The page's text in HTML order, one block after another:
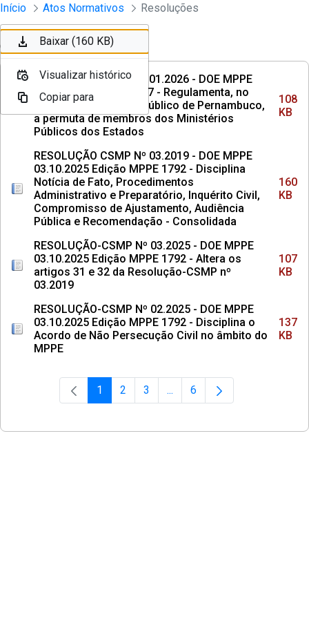
Pular para o Conteúdo principal
Instrumento jurídico - Documentos
Início Atos Normativos Resoluções
Ordenar Filtro
RESOLUÇÃO CSMP Nº 01.2026 - DOE MPPE
29.04.2026 Edicao 1917 - Regulamenta, no
âmbito do Ministério Público de Pernambuco,
a permuta de membros dos Ministérios
Públicos dos Estados
108
KB
RESOLUÇÃO CSMP Nº 03.2019 - DOE MPPE
03.10.2025 Edição MPPE 1792 - Disciplina
Notícia de Fato, Procedimentos
Administrativo e Preparatório, Inquérito Civil,
Compromisso de Ajustamento, Audiência
Pública e Recomendação - Consolidada
160
KB
RESOLUÇÃO-CSMP Nº 03.2025 - DOE MPPE
03.10.2025 Edição MPPE 1792 - Altera os
artigos 31 e 32 da Resolução-CSMP nº
03.2019
107
KB
RESOLUÇÃO-CSMP Nº 02.2025 - DOE MPPE
03.10.2025 Edição MPPE 1792 - Disciplina o
Acordo de Não Persecução Civil no âmbito do
MPPE
137
KB
Página
1 Página
2 Página
3 ...Páginas intermediárias Usar
Página
6
Baixar (108 KB)
Visualizar histórico
Copiar para
Baixar (160 KB)
Visualizar histórico
Copiar para